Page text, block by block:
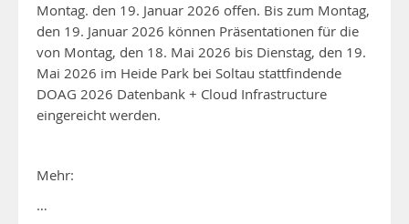
Montag. den 19. Januar 2026 offen. Bis zum Montag,
den 19. Januar 2026 können Präsentationen für die
von Montag, den 18. Mai 2026 bis Dienstag, den 19.
Mai 2026 im Heide Park bei Soltau stattfindende
DOAG 2026 Datenbank + Cloud Infrastructure
eingereicht werden.
Mehr:
…